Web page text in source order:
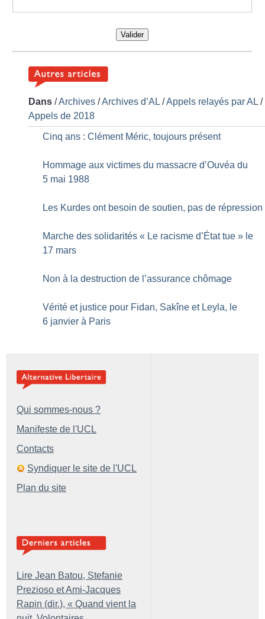
Valider
Dans /Archives /Archives d’AL/Appels relayés par AL/
Appels de 2018
Cinq ans : Clément Méric, toujours présent
Hommage aux victimes du massacre d’Ouvéa du
5 mai 1988
Les Kurdes ont besoin de soutien, pas de répression
Marche des solidarités « Le racisme d’État tue » le
17 mars
Non à la destruction de l’assurance chômage
Vérité et justice pour Fidan, Sakîne et Leyla, le
6 janvier à Paris
Qui sommes-nous ?
Manifeste de l'UCL
Contacts
Syndiquer le site de l'UCL
Plan du site
Lire Jean Batou, Stefanie
Prezioso et Ami-Jacques
Rapin (dir.), « Quand vient la